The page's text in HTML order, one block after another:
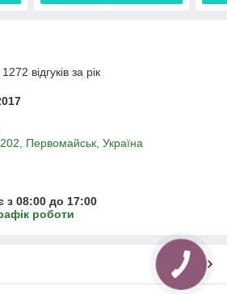
відгуків за рік
Первомайськ, Україна
з 08:00 до 17:00
роботи